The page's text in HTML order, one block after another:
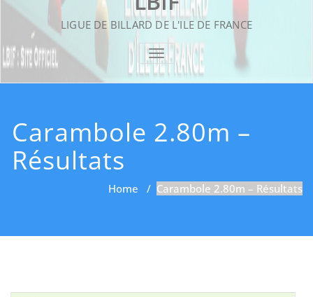
LIGUE DE BILLARD DE L'ILE DE FRANCE
TOGGLE NAVIGATION
Carambole 2.80m –
Résultats
Home / Carambole 2.80m – Résultats